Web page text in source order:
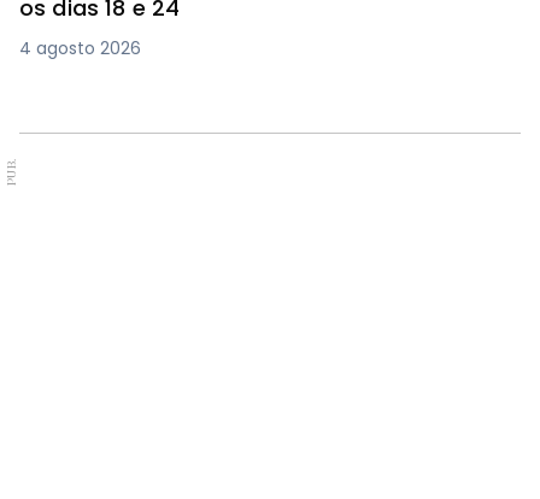
os dias 18 e 24
4 agosto 2026
PUB.